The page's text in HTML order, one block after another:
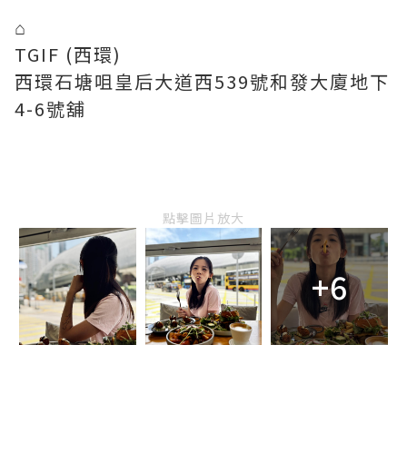
⌂
TGIF (西環)
西環石塘咀皇后大道西539號和發大廈地下
4-6號舖
點擊圖片放大
+6